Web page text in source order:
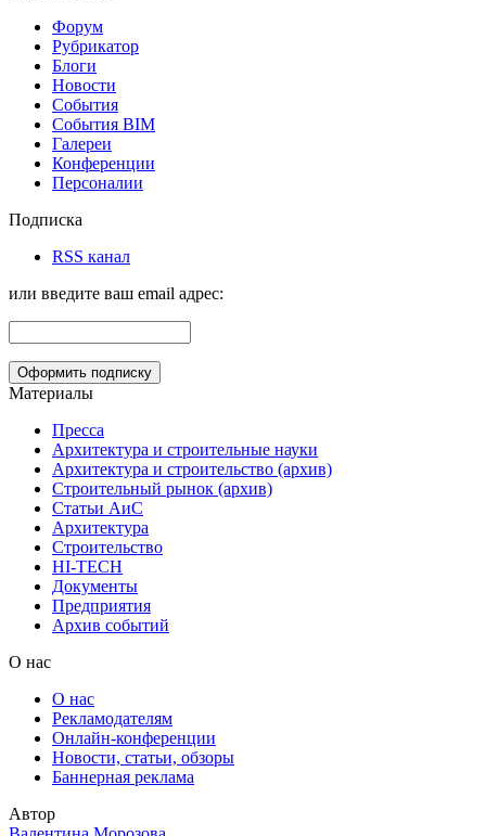
Форум
Рубрикатор
Блоги
Новости
События
События BIM
Галереи
Конференции
Персоналии
Подписка
RSS канал
или введите ваш email адрес:
Материалы
Пресса
Архитектура и строительные науки
Архитектура и строительство (архив)
Строительный рынок (архив)
Статьи АиС
Архитектура
Строительство
HI-TECH
Документы
Предприятия
Архив событий
О нас
О нас
Рекламодателям
Онлайн-конференции
Новости, статьи, обзоры
Баннерная реклама
Автор